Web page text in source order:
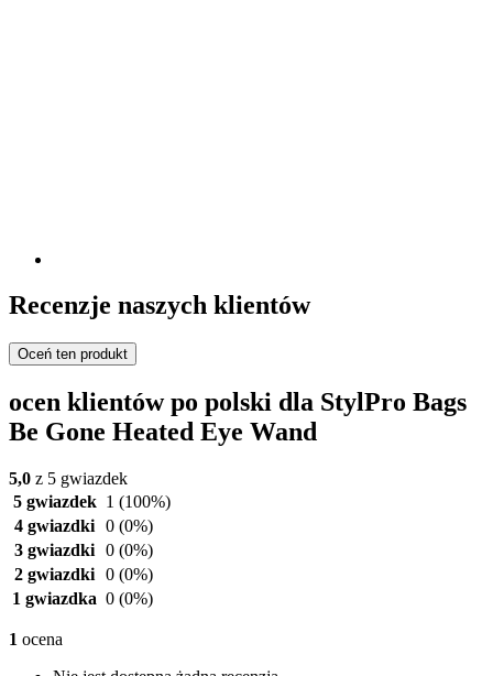
Recenzje naszych klientów
Oceń ten produkt
ocen klientów po polski dla StylPro Bags
Be Gone Heated Eye Wand
5,0 z 5 gwiazdek
5 gwiazdek 1 (100%)
4 gwiazdki 0 (0%)
3 gwiazdki 0 (0%)
2 gwiazdki 0 (0%)
1 gwiazdka 0 (0%)
1 ocena